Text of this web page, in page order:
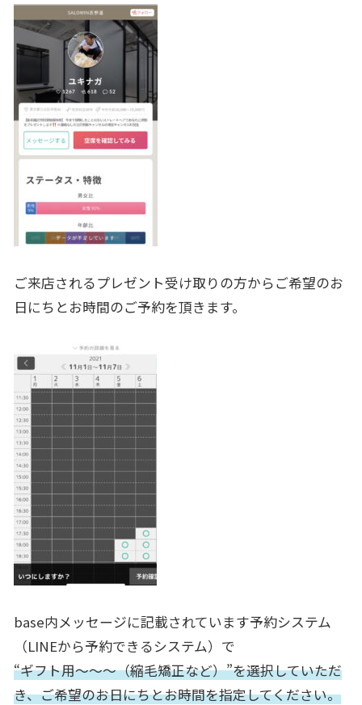
ご来店されるプレゼント受け取りの方からご希望のお
日にちとお時間のご予約を頂きます。
base内メッセージに記載されています予約システム
（LINEから予約できるシステム）で
“ギフト用〜〜〜（縮毛矯正など）”を選択していただ
き、ご希望のお日にちとお時間を指定してください。